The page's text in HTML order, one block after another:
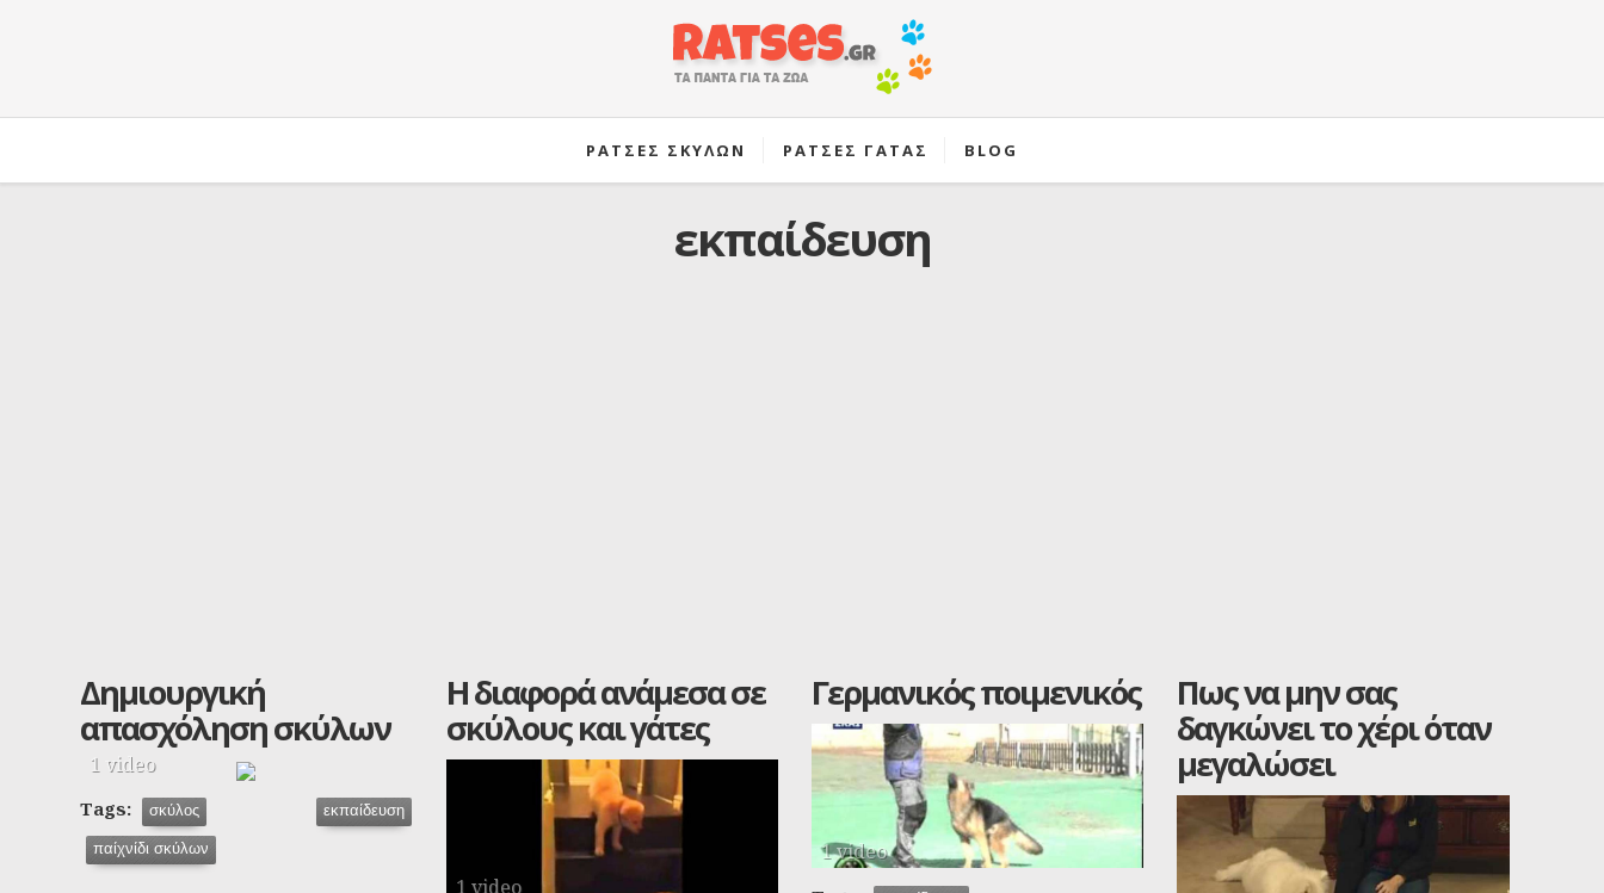
ΡΑΤΣΕΣ ΣΚΥΛΩΝ ΡΑΤΣΕΣ ΓΑΤΑΣ BLOG
εκπαίδευση
Δημιουργική
απασχόληση σκύλων
1 video
Tags: σκύλος εκπαίδευση
παίχνίδι σκύλων
Η διαφορά ανάμεσα σε
σκύλους και γάτες
1 video
Γερμανικός ποιμενικός
1 video
Πως να μην σας
δαγκώνει το χέρι όταν
μεγαλώσει